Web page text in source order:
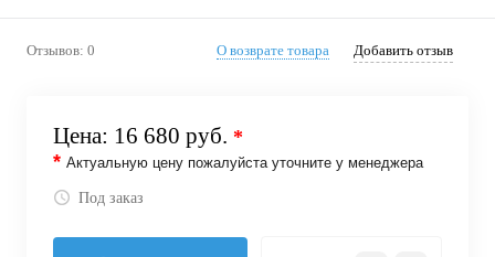
Отзывов: 0 О возврате товара Добавить отзыв
Цена: 16 680 руб. *
* Актуальную цену пожалуйста уточните у менеджера
Под заказ